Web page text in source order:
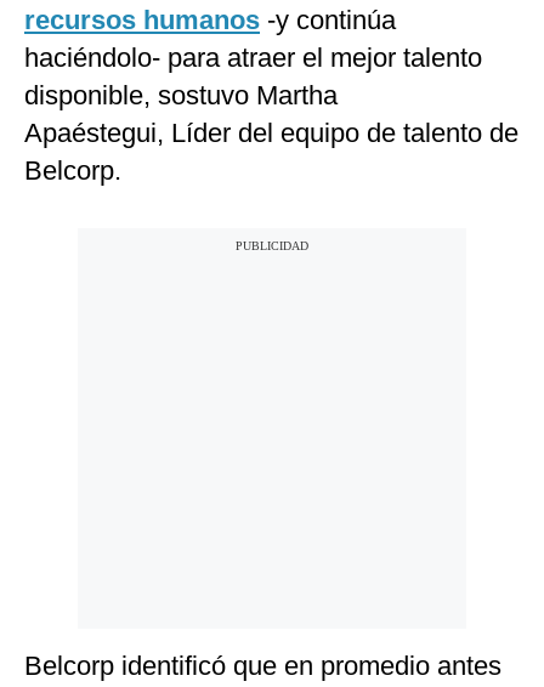
recursos humanos -y continúa
haciéndolo- para atraer el mejor talento
disponible, sostuvo Martha
Apaéstegui, Líder del equipo de talento de
Belcorp.
Belcorp identificó que en promedio antes